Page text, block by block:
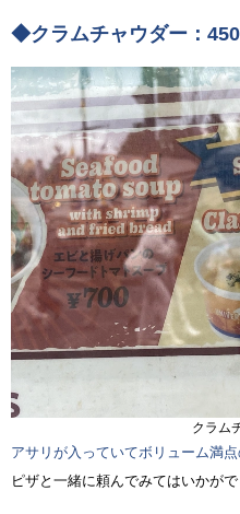
◆クラムチャウダー：
クラム
アサリが入っていてボリューム満点
ピザと一緒に頼んでみてはいかがで